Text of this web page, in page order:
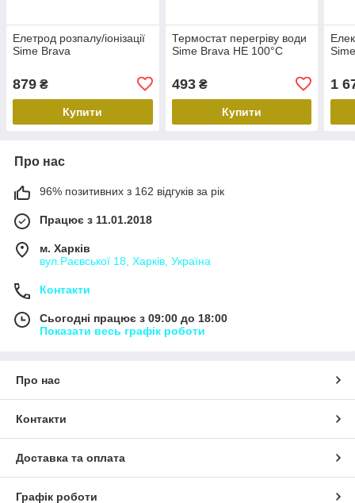
Елетрод розпалу/іонізації
Sime Brava
879 ₴
Купити
Термостат перегріву води
Sime Brava HE 100°C
493₴
Купити
1
Про нас
96% позитивних з 162 відгуків за рік
Працює з 11.01.2018
м. Харків
вул.Раєвської 18, Харків, Україна
Контакти
Сьогодні працює з 09:00 до 18:00
Показати весь графік роботи
Про нас
Контакти
Доставка та оплата
Графік роботи